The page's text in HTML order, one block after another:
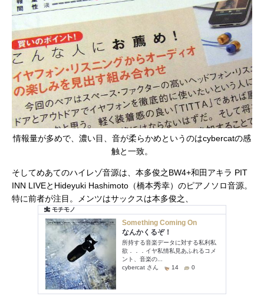
情報量が多めで、濃い目、音が柔らかめというのはcybercatの感
触と一致。
そしてめあてのハイレゾ音源は、本多俊之BW4+和田アキラ PIT
INN LIVEとHideyuki Hashimoto（橋本秀幸）のピアノソロ音源。
特に前者が注目。メンツはサックスは本多俊之、